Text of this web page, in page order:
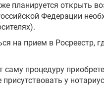
планируется открыть
Федерации
на прием в Росреестр,
саму процедуру
у